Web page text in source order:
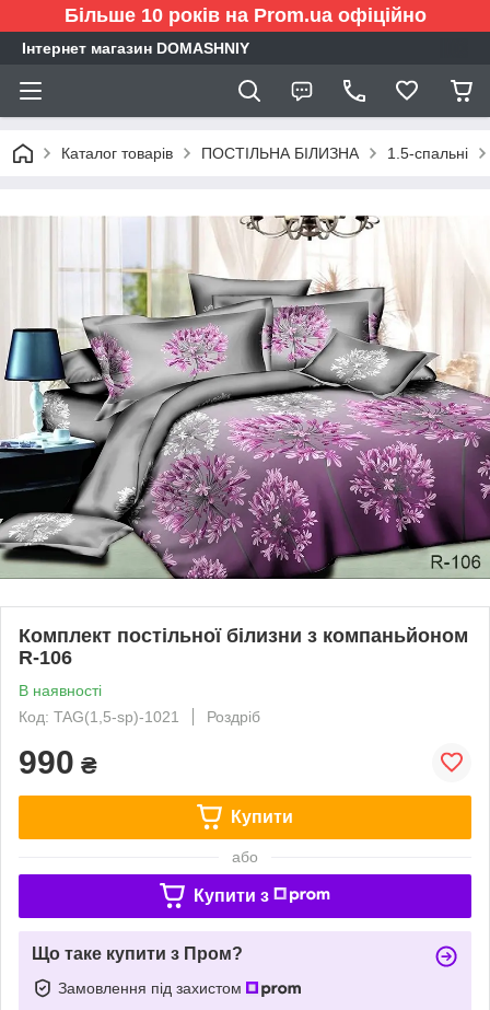
Більше 10 років на Prom.ua офіційно
Інтернет магазин DOMASHNIY
Каталог товарів ПОСТІЛЬНА БІЛИЗНА 1.5-спальні
Комплект постільної білизни з компаньйоном
R-106
В наявності
Код: TAG(1,5-sp)-1021
Роздріб
990 ₴
Купити
або
Купити з
Що таке купити з Пром?
Замовлення під захистом